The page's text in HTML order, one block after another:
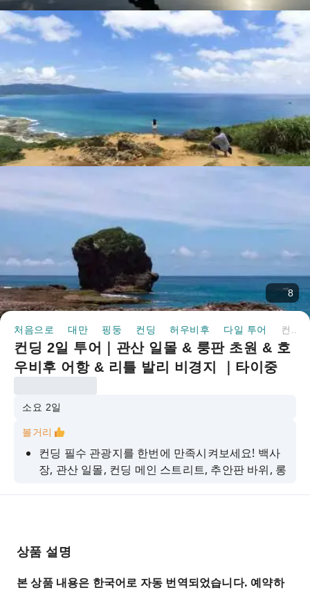
8
처음으로 대만 핑둥 컨딩 허우비후 다일 투어
컨딩 2일 투어｜관산 일몰 & 룽판 초원 & 호
우비후 어항 & 리틀 발리 비경지 ｜타이중
소요 2일
볼거리
컨딩 필수 관광지를 한번에 만족시켜보세요! 백사
장, 관산 일몰, 컨딩 메인 스트리트, 추안판 바위, 롱
밀 섬인 리틀 발리는 한적하고 조용하며 사진을 찍
상품 설명
본 상품 내용은 한국어로 자동 번역되었습니다. 예약하